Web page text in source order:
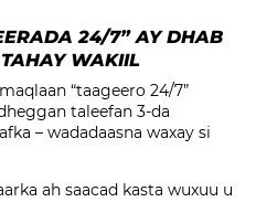
24/7” AY DHAB
WAKIIL
“taageero 24/7”
taleefan 3-da
– wadadaasna waxay si
ah saacad kasta wuxuu u